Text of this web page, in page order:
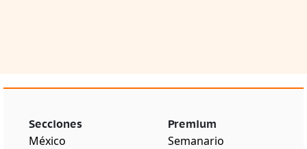
Secciones
México
Premium
Semanario